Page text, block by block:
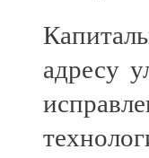
адресу